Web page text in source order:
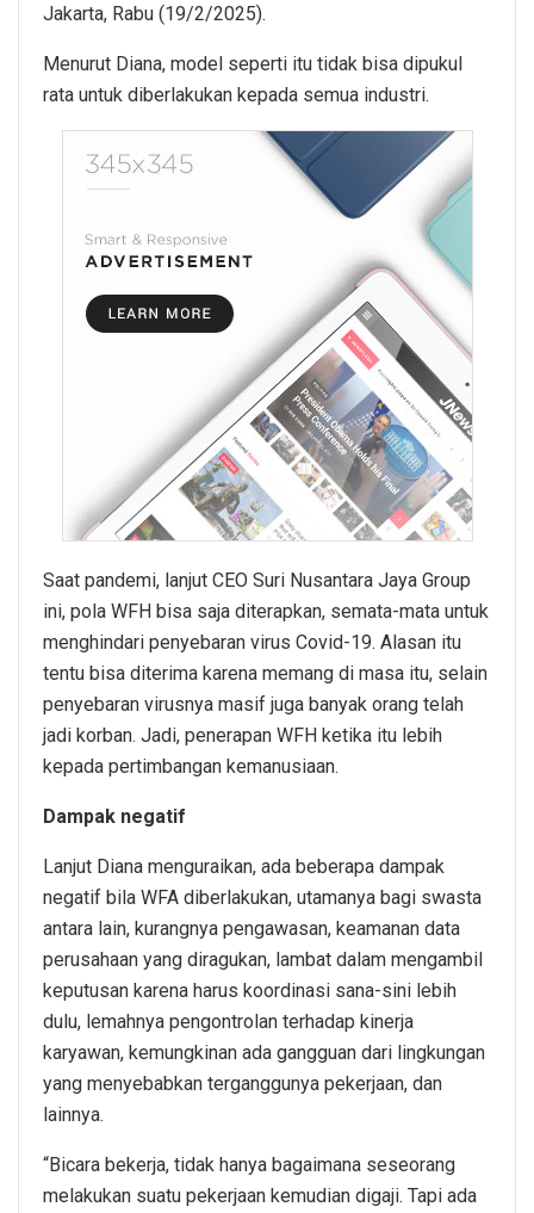
Jakarta, Rabu (19/2/2025).
Menurut Diana, model seperti itu tidak bisa dipukul
rata untuk diberlakukan kepada semua industri.
Saat pandemi, lanjut CEO Suri Nusantara Jaya Group
ini, pola WFH bisa saja diterapkan, semata-mata untuk
menghindari penyebaran virus Covid-19. Alasan itu
tentu bisa diterima karena memang di masa itu, selain
penyebaran virusnya masif juga banyak orang telah
jadi korban. Jadi, penerapan WFH ketika itu lebih
kepada pertimbangan kemanusiaan.
Dampak negatif
Lanjut Diana menguraikan, ada beberapa dampak
negatif bila WFA diberlakukan, utamanya bagi swasta
antara lain, kurangnya pengawasan, keamanan data
perusahaan yang diragukan, lambat dalam mengambil
keputusan karena harus koordinasi sana-sini lebih
dulu, lemahnya pengontrolan terhadap kinerja
karyawan, kemungkinan ada gangguan dari lingkungan
yang menyebabkan terganggunya pekerjaan, dan
lainnya.
“Bicara bekerja, tidak hanya bagaimana seseorang
melakukan suatu pekerjaan kemudian digaji. Tapi ada